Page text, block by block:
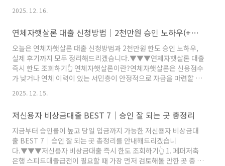
기로 분류되어 가격이 다소 높게 책정됩니다.🔹아침 뷔페▫️시간 :
🔹브런치 뷔페▫️1일~18일(미들 시즌) : 주중 178,000원 / 어린이
89,000원, 주말·공휴일 203,000원 / 어린이 100,000원▫️19일~31
일(하이 시즌) : 주중 195,000원 / 어린이 97,000원, 주..
2025. 12. 16.
연체자햇살론 대출 신청방법│2천만원 승인 노하우(+후기)
오늘은 연체자햇살론 대출 신청방법과 2천만원 한도 승인 노하우,
실제 후기까지 모두 정리해드리겠습니다.▼▼▼연체자햇살론 대출
즉시 한도 조회하기👆​ 연체자햇살론이란?연체자햇살론은 신용점수
가 낮거나 연체 이력이 있는 서민층이 안정적으로 자금을 마련할 수
연체 기록이 있으면 대출 심사가 거의 불가능하지만, 연체자햇살론
합니다. 특히 금리가 시중 고금리 대출보다 낮고, 정부 보증이 함께
들어가 있어 상환 안정성이 높다는 점이 특징입니다. 연체자햇살론
은 근로소득이 있는 저신용자에게 실질적인 금융 회복의 기회를 제
공하는 대표적인 정부지원대출로 꼽힙니다. 연체자햇살론 자격연체
자햇살론을 신청..
2025. 12. 15.
저신용자 비상금대출 BEST 7│승인 잘 되는 곳 총정리
지금부터 승인률이 높고 당일 입금까지 가능한 저신용자 비상금대
출 BEST 7│승인 잘 되는 곳 총정리를 안내해드리겠습니
다.▼▼▼저신용자 비상금대출 즉시 한도 조회하기👆​ 1. 페퍼저축
은행 스피드대출급전이 필요할 때 가장 먼저 검토해볼 만한 곳 중 하